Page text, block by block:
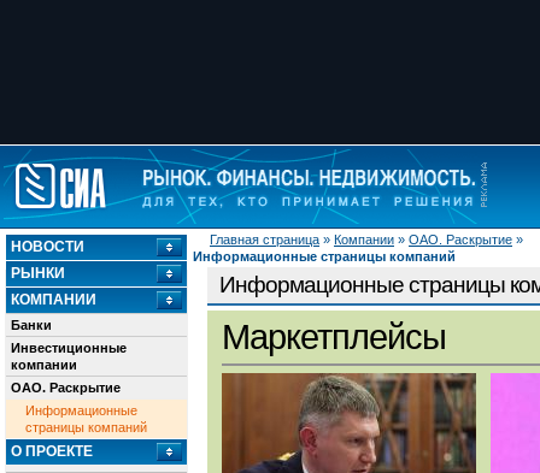
Главная страница » Компании » ОАО. Раскрытие »
Информационные страницы компаний
НОВОСТИ
РЫНКИ
КОМПАНИИ
Банки
Инвестиционные
компании
ОАО. Раскрытие
Информационные
страницы компаний
О ПРОЕКТЕ
Информационные страницы
Маркетплейсы